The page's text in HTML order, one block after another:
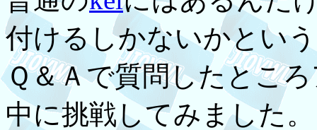
付けるしかないかとい
Ｑ＆Ａで質問したとこ
中に挑戦してみました。